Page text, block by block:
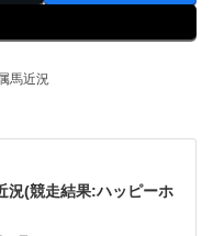
馬近況
況(競走結果:ハッピーホ